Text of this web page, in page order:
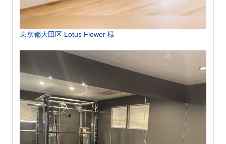
東京都大田区 Lotus Flower 様